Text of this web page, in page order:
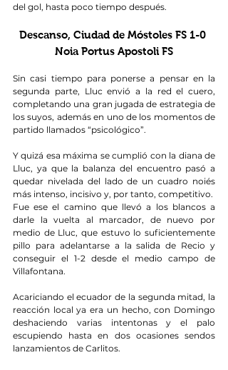
del gol, hasta poco tiempo después.
Descanso, Ciudad de Móstoles FS 1-0
Noia Portus Apostoli FS
Sin casi tiempo para ponerse a pensar en la
segunda parte, Lluc envió a la red el cuero,
completando una gran jugada de estrategia de
los suyos, además en uno de los momentos de
partido llamados “psicológico”.
Y quizá esa máxima se cumplió con la diana de
Lluc, ya que la balanza del encuentro pasó a
quedar nivelada del lado de un cuadro noiés
más intenso, incisivo y, por tanto, competitivo.
Fue ese el camino que llevó a los blancos a
darle la vuelta al marcador, de nuevo por
medio de Lluc, que estuvo lo suficientemente
pillo para adelantarse a la salida de Recio y
conseguir el 1-2 desde el medio campo de
Villafontana.
Acariciando el ecuador de la segunda mitad, la
reacción local ya era un hecho, con Domingo
deshaciendo varias intentonas y el palo
escupiendo hasta en dos ocasiones sendos
lanzamientos de Carlitos.